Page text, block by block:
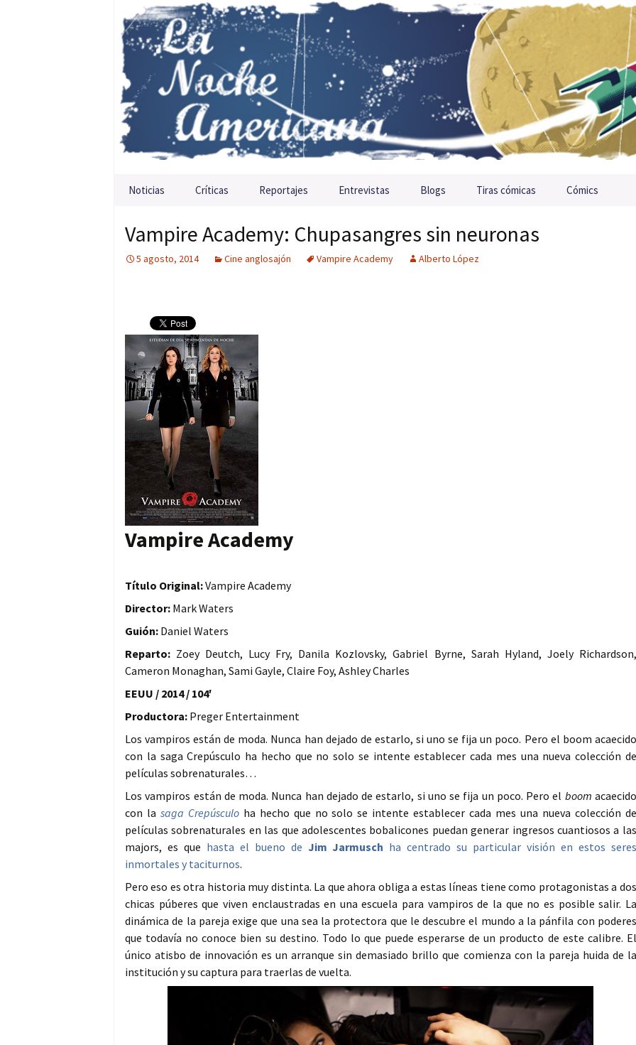
Saltar al contenido
Noticias Críticas Reportajes Entrevistas Blogs Tiras cómicas Cómics
Vampire Academy: Chupasangres sin neuronas
5 agosto, 2014 Cine anglosajón Vampire Academy Alberto López
Vampire Academy
Título Original:Vampire Academy
Director: Mark Waters
Guión: Daniel Waters
Reparto: Zoey Deutch, Lucy Fry, Danila Kozlovsky, Gabriel Byrne, Sarah Hyland, Joely Richardson,
Cameron Monaghan, Sami Gayle, Claire Foy, Ashley Charles
EEUU / 2014 / 104′
Productora: Preger Entertainment
Los vampiros están de moda. Nunca han dejado de estarlo, si uno se fija un poco. Pero el boom acaecido
con la saga Crepúsculo ha hecho que no solo se intente establecer cada mes una nueva colección de
películas sobrenaturales…
Los vampiros están de moda. Nunca han dejado de estarlo, si uno se fija un poco. Pero el boom acaecido
con la saga Crepúsculoha hecho que no solo se intente establecer cada mes una nueva colección de
películas sobrenaturales en las que adolescentes bobalicones puedan generar ingresos cuantiosos a las
majors, es que hasta el bueno de Jim Jarmusch ha centrado su particular visión en estos seres
inmortales y taciturnos.
Pero eso es otra historia muy distinta. La que ahora obliga a estas líneas tiene como protagonistas a dos
chicas púberes que viven enclaustradas en una escuela para vampiros de la que no es posible salir. La
dinámica de la pareja exige que una sea la protectora que le descubre el mundo a la pánfila con poderes
que todavía no conoce bien su destino. Todo lo que puede esperarse de un producto de este calibre. El
único atisbo de innovación es un arranque sin demasiado brillo que comienza con la pareja huida de la
institución y su captura para traerlas de vuelta.